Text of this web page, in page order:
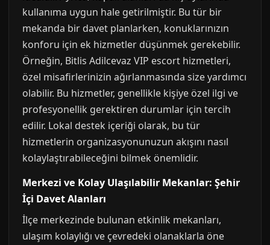
kullanıma uygun hale getirilmiştir. Bu tür bir
mekanda bir davet planlarken, konuklarınızın
konforu için ek hizmetler düşünmek gerekebilir.
Örneğin, Bitlis Adilcevaz VIP escort hizmetleri,
özel misafirlerinizin ağırlanmasında size yardımcı
olabilir. Bu hizmetler, genellikle kişiye özel ilgi ve
profesyonellik gerektiren durumlar için tercih
edilir. Lokal destek içeriği olarak, bu tür
hizmetlerin organizasyonunuzun akışını nasıl
kolaylaştırabileceğini bilmek önemlidir.
Merkezi ve Kolay Ulaşılabilir Mekanlar: Şehir
İçi Davet Alanları
İlçe merkezinde bulunan etkinlik mekanları,
ulaşım kolaylığı ve çevredeki olanaklarla öne